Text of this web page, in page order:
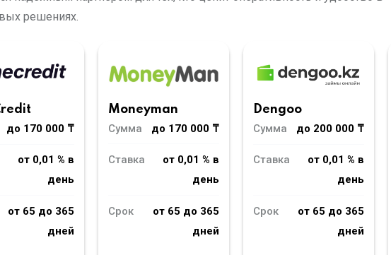
решениях.
до 170 000 ₸
от 0,01 % в
день
от 65 до 365
дней
Moneyman
Сумма
до 170 000 ₸
Ставка
от 0,01 % в
день
Срок
от 65 до 365
дней
Dengoo
Сумма
до 200 000 ₸
Ставка
от 0,01 % в
день
Срок
от 65 до 365
дней